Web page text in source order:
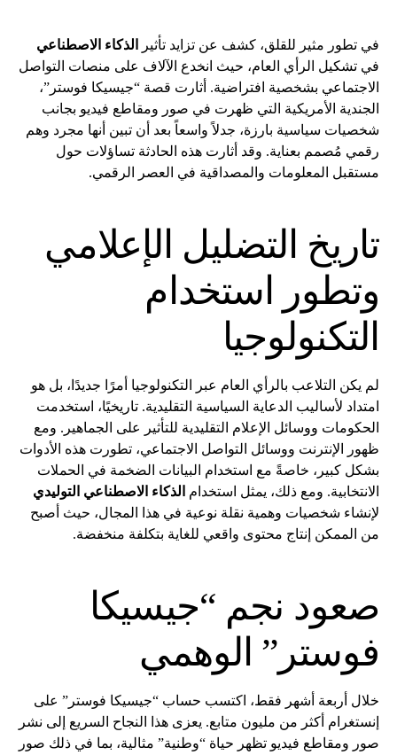
في تطور مثير للقلق، كشف عن تزايد تأثير
الذكاء الاصطناعي
في تشكيل الرأي العام، حيث انخدع الآلاف على منصات التواصل
الاجتماعي بشخصية افتراضية. أثارت قصة “جيسيكا فوستر”،
الجندية الأمريكية التي ظهرت في صور ومقاطع فيديو بجانب
شخصيات سياسية بارزة، جدلاً واسعاً بعد أن تبين أنها مجرد وهم
رقمي مُصمم بعناية. وقد أثارت هذه الحادثة تساؤلات حول
مستقبل المعلومات والمصداقية في العصر الرقمي.
تاريخ التضليل الإعلامي
وتطور استخدام
التكنولوجيا
لم يكن التلاعب بالرأي العام عبر التكنولوجيا أمرًا جديدًا، بل هو
امتداد لأساليب الدعاية السياسية التقليدية. تاريخيًا، استخدمت
الحكومات ووسائل الإعلام التقليدية للتأثير على الجماهير. ومع
ظهور الإنترنت ووسائل التواصل الاجتماعي، تطورت هذه الأدوات
بشكل كبير، خاصةً مع استخدام البيانات الضخمة في الحملات
الانتخابية. ومع ذلك، يمثل استخدام الذكاء الاصطناعي التوليدي
لإنشاء شخصيات وهمية نقلة نوعية في هذا المجال، حيث أصبح
من الممكن إنتاج محتوى واقعي للغاية بتكلفة منخفضة.
صعود نجم “جيسيكا
فوستر” الوهمي
خلال أربعة أشهر فقط، اكتسب حساب “جيسيكا فوستر” على
إنستغرام أكثر من مليون متابع. يعزى هذا النجاح السريع إلى نشر
صور ومقاطع فيديو تظهر حياة “وطنية” مثالية، بما في ذلك صور